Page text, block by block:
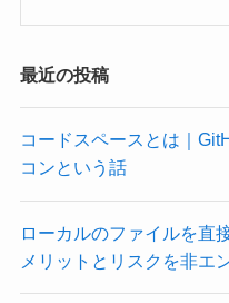
最近の投稿
コードスペースとは｜
コンという話
ローカルのファイルを直
メリットとリスクを非エ